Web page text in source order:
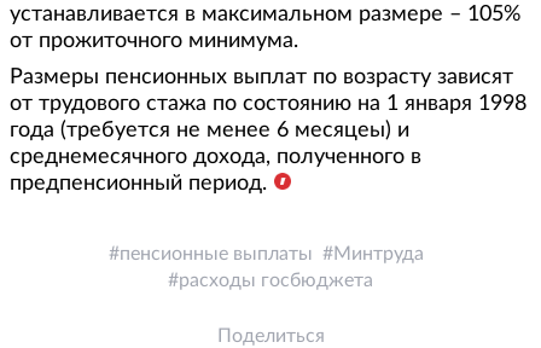
устанавливается в максимальном размере – 105%
от прожиточного минимума.
Размеры пенсионных выплат по возрасту зависят
от трудового стажа по состоянию на 1 января 1998
года (требуется не менее 6 месяцеы) и
среднемесячного дохода, полученного в
предпенсионный период.
пенсионные выплаты
Минтруда
расходы госбюджета
Поделиться